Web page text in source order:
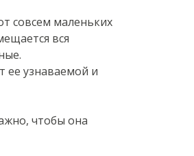
совсем маленьких
вся
ее узнаваемой и
чтобы она